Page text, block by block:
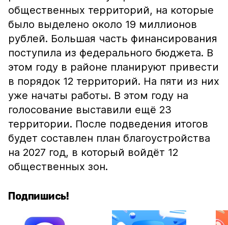
общественных территорий, на которые
было выделено около 19 миллионов
рублей. Большая часть финансирования
поступила из федерального бюджета. В
этом году в районе планируют привести
в порядок 12 территорий. На пяти из них
уже начаты работы. В этом году на
голосование выставили ещё 23
территории. После подведения итогов
будет составлен план благоустройства
на 2027 год, в который войдёт 12
общественных зон.
Подпишись!